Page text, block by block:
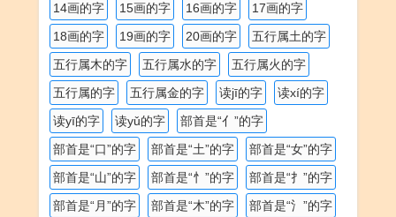
14画的字
15画的字 16画的字
17画的字
18画的字
19画的字 20画的字
五行属土的字
五行属木的字
五行属水的字
五行属火的字
五行属的字
五行属金的字 读jī的字
读xí的字
读yī的字
读yǔ的字
部首是“亻”的字
部首是“口”的字
部首是“土”的字
部首是“女”的字
部首是“山”的字
部首是“忄”的字
部首是“扌”的字
部首是“月”的字
部首是“木”的字
部首是“氵”的字